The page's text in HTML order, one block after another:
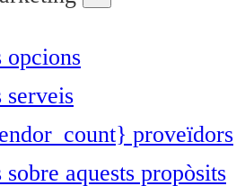
opcions
serveis
proveïdors
aquests propòsits